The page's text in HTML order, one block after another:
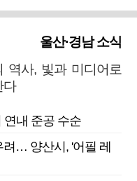
울산·경남 소식
역사, 빛과 미디어로
다
연내 준공 수순
… 양산시, '어필 레